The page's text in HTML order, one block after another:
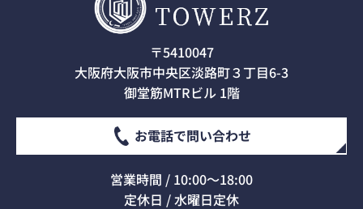
〒5410047
大阪府大阪市中央区淡路町３丁目6-3
御堂筋MTRビル 1階
お電話で問い合わせ
営業時間 / 10:00～18:00
定休日 / 水曜日定休